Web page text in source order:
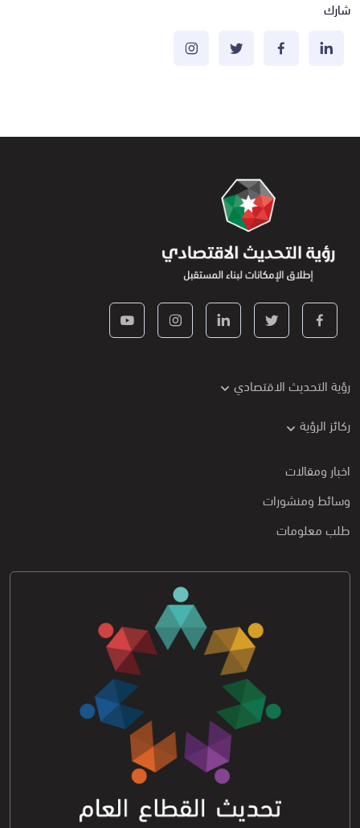
شارك
رؤية التحديث الاقتصادي
ركائز الرؤية
اخبار ومقالات
وسائط ومنشورات
طلب معلومات